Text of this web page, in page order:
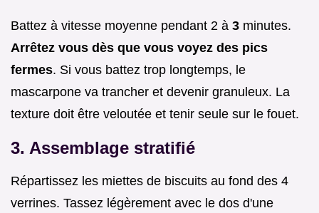
Battez à vitesse moyenne pendant 2 à 3 minutes.
Arrêtez vous dès que vous voyez des pics
fermes. Si vous battez trop longtemps, le
mascarpone va trancher et devenir granuleux. La
texture doit être veloutée et tenir seule sur le fouet.
3. Assemblage stratifié
Répartissez les miettes de biscuits au fond des 4
verrines. Tassez légèrement avec le dos d'une